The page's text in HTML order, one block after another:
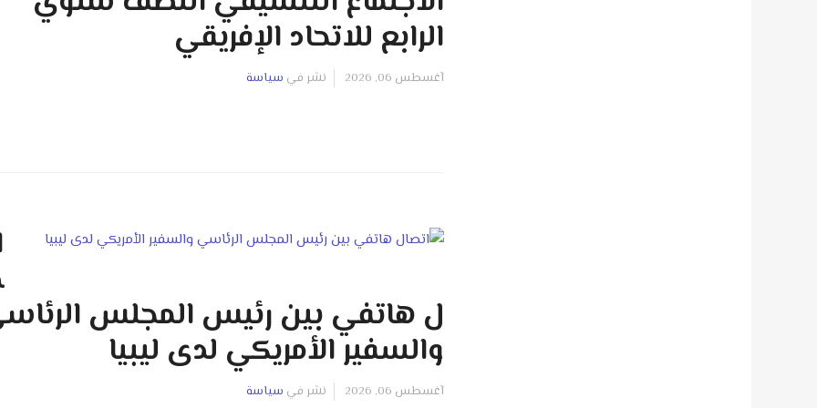
الرابع للاتحاد الإفريقي
آغسطس 06, 2026 نشر في سياسة
ل هاتفي بين رئيس المجلس
والسفير الأمريكي لدى ليبيا
آغسطس 06, 2026 نشر في سياسة